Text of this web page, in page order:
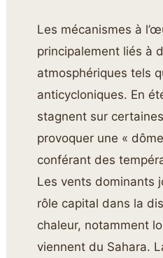
Les mécanismes à
principalement liés à
atmosphériques tels
anticycloniques. En
stagnent sur
provoquer une «
conférant des
Les vents dominants
rôle capital dans la
chaleur, notamment
viennent du Sahara.